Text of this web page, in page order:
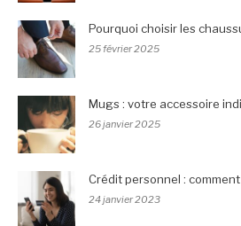
Pourquoi choisir les
25 février 2025
Mugs : votre accessoire
26 janvier 2025
Crédit personnel :
24 janvier 2023